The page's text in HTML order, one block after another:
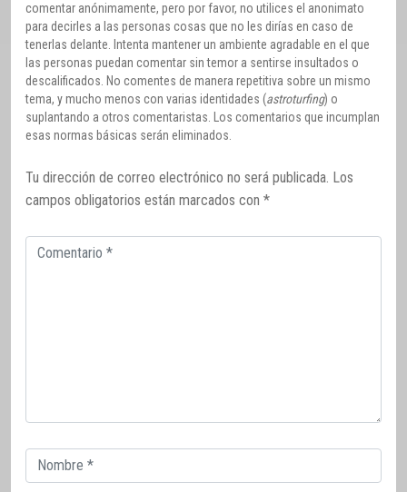
comentar anónimamente, pero por favor, no utilices el anonimato
para decirles a las personas cosas que no les dirías en caso de
tenerlas delante. Intenta mantener un ambiente agradable en el que
las personas puedan comentar sin temor a sentirse insultados o
descalificados. No comentes de manera repetitiva sobre un mismo
tema, y mucho menos con varias identidades (astroturfing) o
suplantando a otros comentaristas. Los comentarios que incumplan
esas normas básicas serán eliminados.
Tu dirección de correo electrónico no será publicada. Los
campos obligatorios están marcados con *
Comentario
Correo
electrónico